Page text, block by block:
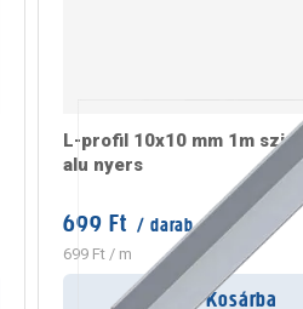
L-profil 10x10 mm 1m
alu nyers
699 Ft / darab
699 Ft / m
Kosárba